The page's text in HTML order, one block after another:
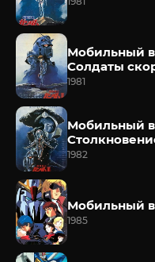
Мобильный
Солдаты
1981
Мобильный
1982
Мобильный
1985